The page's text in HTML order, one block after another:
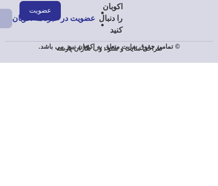
عضویت در خبرنامه اکوبان
حقوق سایت متعلق به اکوبان نیوز می باشد.
طراحی سایتوسئو:وب نگاران پارسه